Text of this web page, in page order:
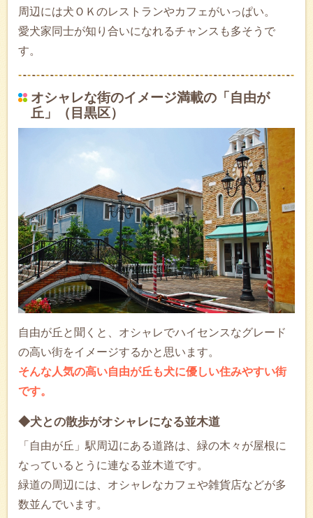
周辺には犬ＯＫのレストランやカフェがいっぱい。
愛犬家同士が知り合いになれるチャンスも多そうで
す。
オシャレな街のイメージ満載の「自由が
丘」（目黒区）
自由が丘と聞くと、オシャレでハイセンスなグレード
の高い街をイメージするかと思います。
そんな人気の高い自由が丘も犬に優しい住みやすい街
です。
◆犬との散歩がオシャレになる並木道
「自由が丘」駅周辺にある道路は、緑の木々が屋根に
なっているとうに連なる並木道です。
緑道の周辺には、オシャレなカフェや雑貨店などが多
数並んでいます。